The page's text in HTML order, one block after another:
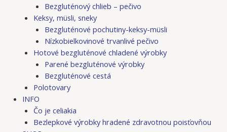
Bezgluténový chlieb – pečivo
Keksy, müsli, sneky
Bezgluténové pochutiny-keksy-müsli
Nízkobielkovinové trvanlivé pečivo
Hotové bezgluténové chladené výrobky
Parené bezgluténové výrobky
Bezgluténové cestá
Polotovary
INFO
Čo je celiakia
Bezlepkové výrobky hradené zdravotnou poisťovňou